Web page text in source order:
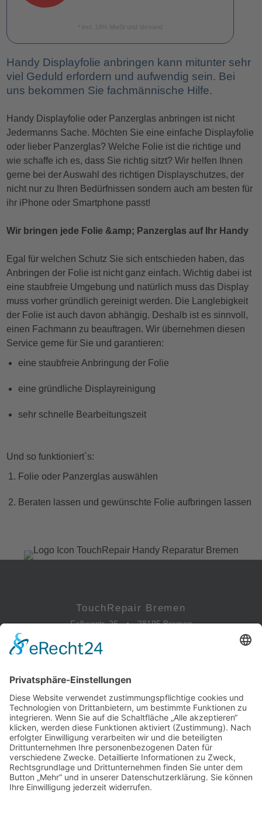
* incl. 19% MwSt und Versand
Handy Displayfolie anbringen kann mitunter sehr
viel Geduld erfordern und aufwendig sein. Bei
uns bekommen Sie fachmännische Hilfe.
Handy Displayfolie oder Panzerglas anbringen ist nicht
Jedermanns Sache. Möchten Sie eine einfache Displayfolie
oder lieber Panzerglas? Welche Folie ist die richtige und
wie schaffe ich es, dass Sie richtig sitzt? Wir helfen Ihnen
gerne bei der Auswahl des richtigen Displayschutzes, der
nicht nur zu Ihren Bedürfnissen sondern auch am besten für
ihr iPhone oder Smartphone passt!
Wir bringen jede Folie &amp; Panzerglas auf Ihr Handy
Egal für welchen Schutz Sie sich entschieden haben, das
Anbringen der Folie ist nicht ganz einfach. Wichtig dabei ist
eine staubfreie Umgebung und natürlich muss das Display
muss vorher gründlich gereinigt werden. Die Langlebigkeit
der Folie ist auch davon abhängig. Deshalb ist es sinnvoll,
einen Fachmann zu beauftragen. Wir übernehmen diesen
Service gerne für Sie und garantieren:
eine staubfreie Anbringung der Folie
eine gründliche Displayreinigung
sehr schnelle Bearbeitungszeit
Und so funktioniert`s:
Folie oder Panzerglas auswählen
Beraten lassen und gewünschte Folie aufbringen lassen
TouchRepair Bremen
Falkenstr. 26 •
28195 Bremen
info@touchrepair.de
Öffnungszeiten
Mo - Fr09:00 - 18:00 Uhr
Sa
09:00 - 15:00 Uhr
So
geschlossen